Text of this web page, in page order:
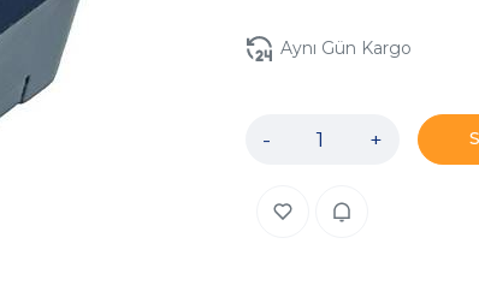
Aynı Gün Kargo
- +